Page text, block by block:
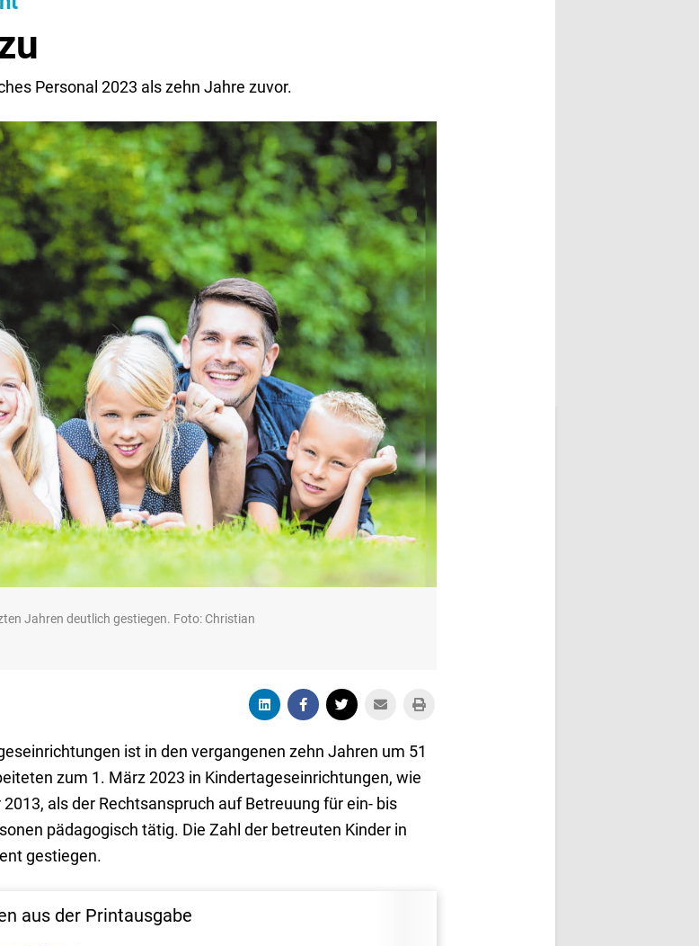
Personal 2023 als zehn Jahre zuvor.
Jahren deutlich gestiegen. Foto: Christian
ist in den vergangenen zehn Jahren um 51
zum 1. März 2023 in Kindertageseinrichtungen, wie
als der Rechtsanspruch auf Betreuung für ein- bis
pädagogisch tätig. Die Zahl der betreuten Kinder in
gestiegen.
aus der Printausgabe